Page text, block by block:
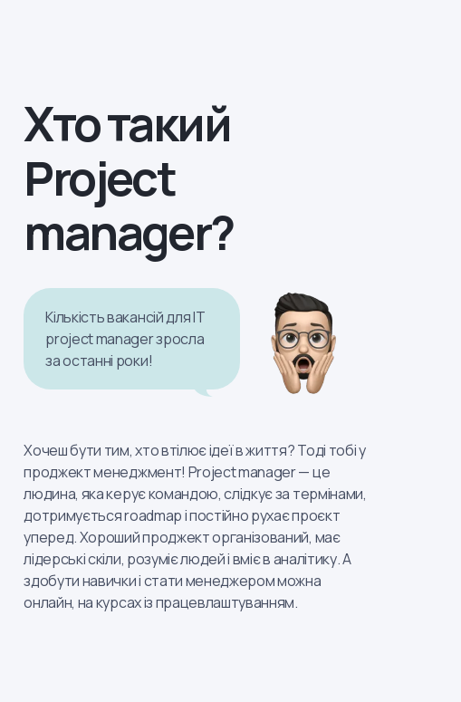
Хто такий
Project
manager?
Хочеш бути тим, хто втілює ідеї в життя? Тоді тобі у
проджект менеджмент! Project manager — це
людина, яка керує командою, слідкує за термінами,
дотримується roadmap і постійно рухає проєкт
уперед. Хороший проджект організований, має
лідерські скіли, розуміє людей і вміє в аналітику. А
здобути навички і стати менеджером можна
онлайн, на курсах із працевлаштуванням.
Кількість вакансій для IT
project manager зросла
за останні роки!